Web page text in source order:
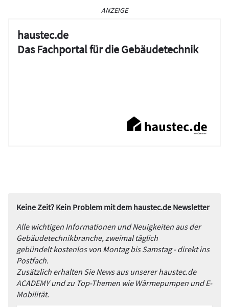
ANZEIGE
haustec.de
Das Fachportal für die Gebäudetechnik
Keine Zeit? Kein Problem mit dem haustec.de Newsletter
Alle wichtigen Informationen und Neuigkeiten aus der
Gebäudetechnikbranche, zweimal täglich
gebündelt kostenlos von Montag bis Samstag - direkt ins
Postfach.
Zusätzlich erhalten Sie News aus unserer haustec.de
ACADEMY und zu Top-Themen wie Wärmepumpen und E-
Mobilität.